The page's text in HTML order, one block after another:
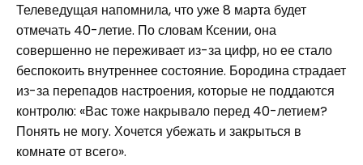
Телеведущая напомнила, что уже 8 марта будет
отмечать 40-летие. По словам Ксении, она
совершенно не переживает из-за цифр, но ее стало
беспокоить внутреннее состояние. Бородина страдает
из-за перепадов настроения, которые не поддаются
контролю: «Вас тоже накрывало перед 40-летием?
Понять не могу. Хочется убежать и закрыться в
комнате от всего».